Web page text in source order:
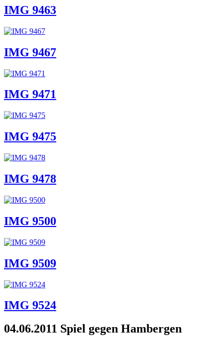
IMG 9463
IMG 9467
IMG 9471
IMG 9475
IMG 9478
IMG 9500
IMG 9509
IMG 9524
04.06.2011 Spiel gegen Hambergen